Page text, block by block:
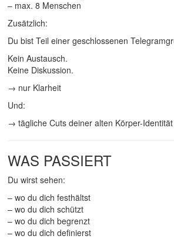
– max. 8 Menschen
Zusätzlich:
Du bist Teil einer geschlossenen
Kein Austausch.
Keine Diskussion.
→ nur Klarheit
Und:
→ tägliche Cuts deiner alten Körper-Identität
WAS PASSIERT
Du wirst sehen:
– wo du dich festhältst
– wo du dich schützt
– wo du dich begrenzt
– wo du dich definierst